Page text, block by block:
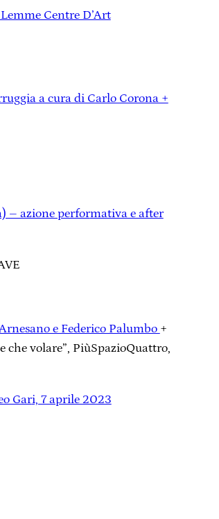
Centre D’Art
a cura di Carlo Corona +
– azione performativa e after
e Federico Palumbo +
volare”, PiùSpazioQuattro,
Gari, 7 aprile 2023